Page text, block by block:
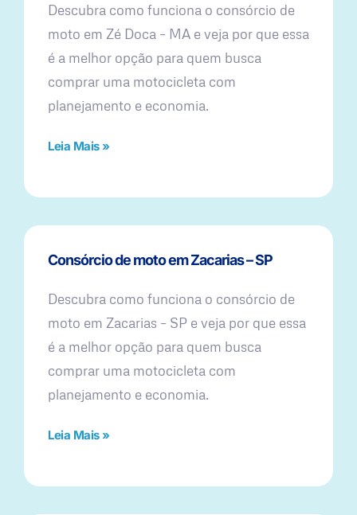
Descubra como funciona o consórcio de
moto em Zé Doca – MA e veja por que essa
é a melhor opção para quem busca
comprar uma motocicleta com
planejamento e economia.
Leia Mais »
Consórcio de moto em Zacarias – SP
Descubra como funciona o consórcio de
moto em Zacarias – SP e veja por que essa
é a melhor opção para quem busca
comprar uma motocicleta com
planejamento e economia.
Leia Mais »